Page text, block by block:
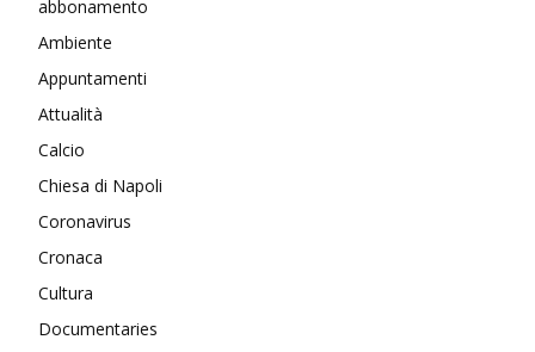
abbonamento
Ambiente
Appuntamenti
Attualità
Calcio
Chiesa di Napoli
Coronavirus
Cronaca
Cultura
Documentaries